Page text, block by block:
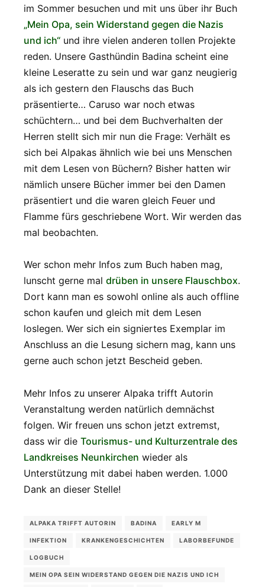
im Sommer besuchen und mit uns über ihr Buch
„Mein Opa, sein Widerstand gegen die Nazis
und ich“ und ihre vielen anderen tollen Projekte
reden. Unsere Gasthündin Badina scheint eine
kleine Leseratte zu sein und war ganz neugierig
als ich gestern den Flauschs das Buch
präsentierte… Caruso war noch etwas
schüchtern… und bei dem Buchverhalten der
Herren stellt sich mir nun die Frage: Verhält es
sich bei Alpakas ähnlich wie bei uns Menschen
mit dem Lesen von Büchern? Bisher hatten wir
nämlich unsere Bücher immer bei den Damen
präsentiert und die waren gleich Feuer und
Flamme fürs geschriebene Wort. Wir werden das
mal beobachten.
Wer schon mehr Infos zum Buch haben mag,
lunscht gerne mal drüben in unsere Flauschbox.
Dort kann man es sowohl online als auch offline
schon kaufen und gleich mit dem Lesen
loslegen. Wer sich ein signiertes Exemplar im
Anschluss an die Lesung sichern mag, kann uns
gerne auch schon jetzt Bescheid geben.
Mehr Infos zu unserer Alpaka trifft Autorin
Veranstaltung werden natürlich demnächst
folgen. Wir freuen uns schon jetzt extremst,
dass wir die Tourismus- und Kulturzentrale des
Landkreises Neunkirchen wieder als
Unterstützung mit dabei haben werden. 1.000
Dank an dieser Stelle!
ALPAKA TRIFFT AUTORIN BADINA EARLY M
INFEKTION KRANKENGESCHICHTEN LABORBEFUNDE
LOGBUCH
MEIN OPA SEIN WIDERSTAND GEGEN DIE NAZIS UND ICH